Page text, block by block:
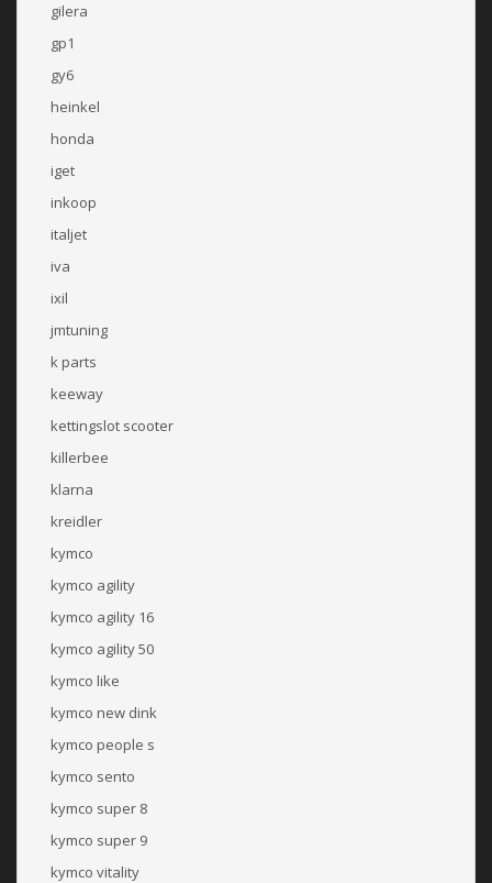
gilera
gp1
gy6
heinkel
honda
iget
inkoop
italjet
iva
ixil
jmtuning
k parts
keeway
kettingslot scooter
killerbee
klarna
kreidler
kymco
kymco agility
kymco agility 16
kymco agility 50
kymco like
kymco new dink
kymco people s
kymco sento
kymco super 8
kymco super 9
kymco vitality